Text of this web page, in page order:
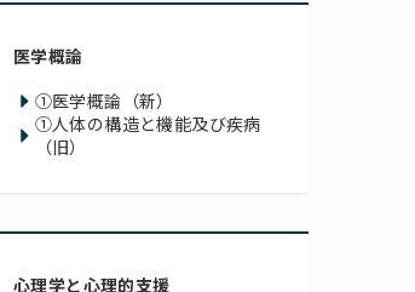
医学概論
①医学概論（新）
①人体の構造と機能及び疾病
（旧）
心理学と心理的支援